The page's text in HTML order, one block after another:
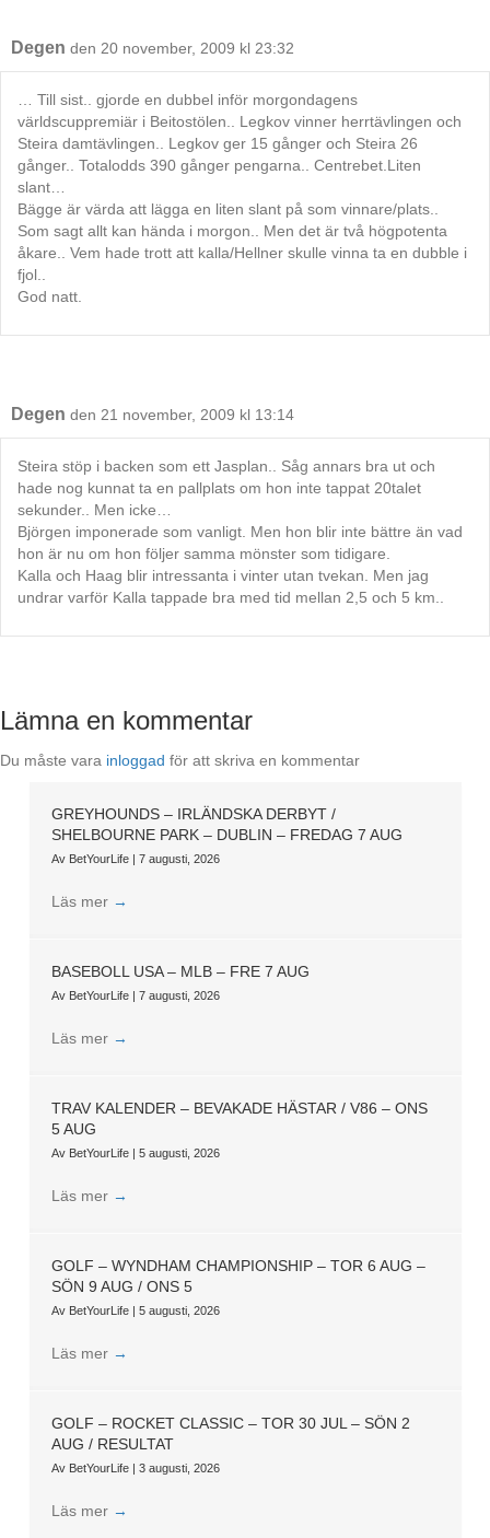
Degen den 20 november, 2009 kl 23:32
… Till sist.. gjorde en dubbel inför morgondagens
världscuppremiär i Beitostölen.. Legkov vinner herrtävlingen och
Steira damtävlingen.. Legkov ger 15 gånger och Steira 26
gånger.. Totalodds 390 gånger pengarna.. Centrebet.Liten
slant…
Bägge är värda att lägga en liten slant på som vinnare/plats..
Som sagt allt kan hända i morgon.. Men det är två högpotenta
åkare.. Vem hade trott att kalla/Hellner skulle vinna ta en dubble i
fjol..
God natt.
Degen den 21 november, 2009 kl 13:14
Steira stöp i backen som ett Jasplan.. Såg annars bra ut och
hade nog kunnat ta en pallplats om hon inte tappat 20talet
sekunder.. Men icke…
Björgen imponerade som vanligt. Men hon blir inte bättre än vad
hon är nu om hon följer samma mönster som tidigare.
Kalla och Haag blir intressanta i vinter utan tvekan. Men jag
undrar varför Kalla tappade bra med tid mellan 2,5 och 5 km..
Lämna en kommentar
Du måste vara inloggad för att skriva en kommentar
GREYHOUNDS – IRLÄNDSKA DERBYT /
SHELBOURNE PARK – DUBLIN – FREDAG 7 AUG
Av BetYourLife | 7 augusti, 2026
Läs mer →
BASEBOLL USA – MLB – FRE 7 AUG
Av BetYourLife | 7 augusti, 2026
Läs mer →
TRAV KALENDER – BEVAKADE HÄSTAR / V86 – ONS
5 AUG
Av BetYourLife | 5 augusti, 2026
Läs mer →
GOLF – WYNDHAM CHAMPIONSHIP – TOR 6 AUG –
SÖN 9 AUG / ONS 5
Av BetYourLife | 5 augusti, 2026
Läs mer →
GOLF – ROCKET CLASSIC – TOR 30 JUL – SÖN 2
AUG / RESULTAT
Av BetYourLife | 3 augusti, 2026
Läs mer →